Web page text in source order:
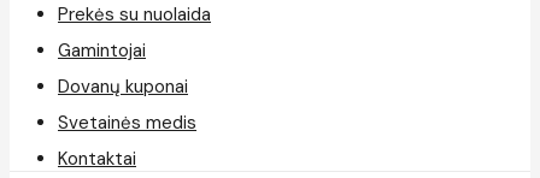
Prekės su nuolaida
Gamintojai
Dovanų kuponai
Svetainės medis
Kontaktai